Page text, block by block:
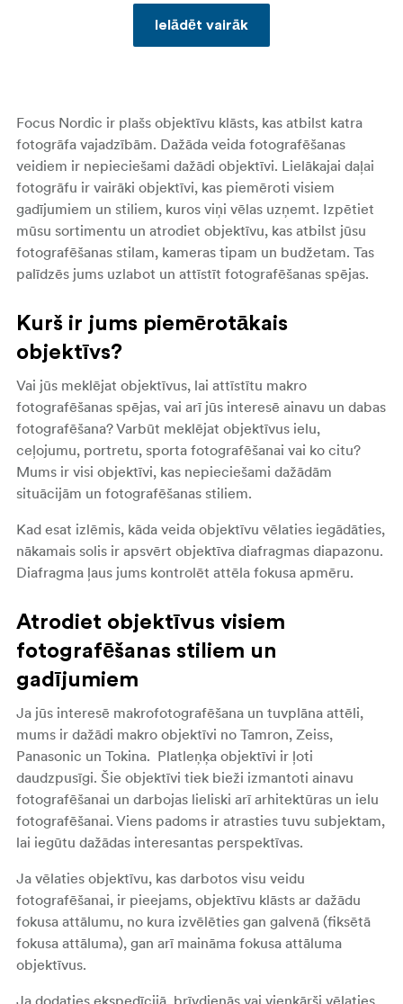
Ielādēt vairāk
Focus Nordic ir plašs objektīvu klāsts, kas atbilst katra
fotogrāfa vajadzībām. Dažāda veida fotografēšanas
veidiem ir nepieciešami dažādi objektīvi. Lielākajai daļai
fotogrāfu ir vairāki objektīvi, kas piemēroti visiem
gadījumiem un stiliem, kuros viņi vēlas uzņemt. Izpētiet
mūsu sortimentu un atrodiet objektīvu, kas atbilst jūsu
fotografēšanas stilam, kameras tipam un budžetam. Tas
palīdzēs jums uzlabot un attīstīt fotografēšanas spējas.
Kurš ir jums piemērotākais
objektīvs?
Vai jūs meklējat objektīvus, lai attīstītu makro
fotografēšanas spējas, vai arī jūs interesē ainavu un dabas
fotografēšana? Varbūt meklējat objektīvus ielu,
ceļojumu, portretu, sporta fotografēšanai vai ko citu?
Mums ir visi objektīvi, kas nepieciešami dažādām
situācijām un fotografēšanas stiliem.
Kad esat izlēmis, kāda veida objektīvu vēlaties iegādāties,
nākamais solis ir apsvērt objektīva diafragmas diapazonu.
Diafragma ļaus jums kontrolēt attēla fokusa apmēru.
Atrodiet objektīvus visiem
fotografēšanas stiliem un
gadījumiem
Ja jūs interesē makrofotografēšana un tuvplāna attēli,
mums ir dažādi makro objektīvi no Tamron, Zeiss,
Panasonic un Tokina. Platleņķa objektīvi ir ļoti
daudzpusīgi. Šie objektīvi tiek bieži izmantoti ainavu
fotografēšanai un darbojas lieliski arī arhitektūras un ielu
fotografēšanai. Viens padoms ir atrasties tuvu subjektam,
lai iegūtu dažādas interesantas perspektīvas.
Ja vēlaties objektīvu, kas darbotos visu veidu
fotografēšanai, ir pieejams, objektīvu klāsts ar dažādu
fokusa attālumu, no kura izvēlēties gan galvenā (fiksētā
fokusa attāluma), gan arī maināma fokusa attāluma
objektīvus.
Ja dodaties ekspedīcijā, brīvdienās vai vienkārši vēlaties